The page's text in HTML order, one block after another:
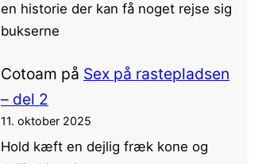
en historie der kan få noget rejse sig
bukserne
Cotoam på Sex på rastepladsen
– del 2
11. oktober 2025
Hold kæft en dejlig fræk kone og